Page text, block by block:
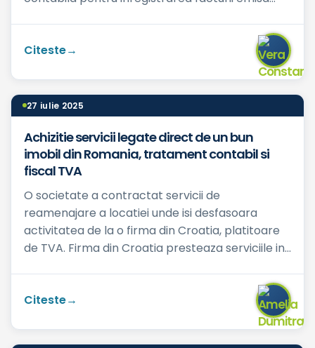
Citeste
27 iulie 2025
Achizitie servicii legate direct de un bun
imobil din Romania, tratament contabil si
fiscal TVA
O societate a contractat servicii de
reamenajare a locatiei unde isi desfasoara
activitatea de la o firma din Croatia, platitoare
de TVA. Firma din Croatia presteaza serviciile in
Citeste